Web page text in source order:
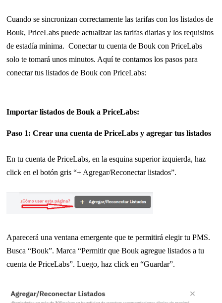
Cuando se sincronizan correctamente las tarifas con los listados de
Bouk, PriceLabs puede actualizar las tarifas diarias y los requisitos
de estadía mínima. Conectar tu cuenta de Bouk con PriceLabs
solo te tomará unos minutos. Aquí te contamos los pasos para
conectar tus listados de Bouk con PriceLabs:
Importar listados de Bouk a PriceLabs:
Paso 1: Crear una cuenta de PriceLabs y agregar tus listados
En tu cuenta de PriceLabs, en la esquina superior izquierda, haz
click en el botón gris “+ Agregar/Reconectar listados”.
Aparecerá una ventana emergente que te permitirá elegir tu PMS.
Busca “Bouk”. Marca “Permitir que Bouk agregue listados a tu
cuenta de PriceLabs”. Luego, haz click en “Guardar”.